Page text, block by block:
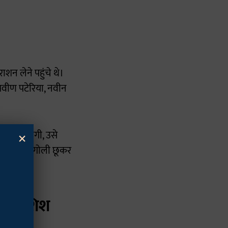
लेने पहुंचे थे।
पटेरिया, नवीन
में लगी, उसे
को भी गोली छूकर
कोशिश
×